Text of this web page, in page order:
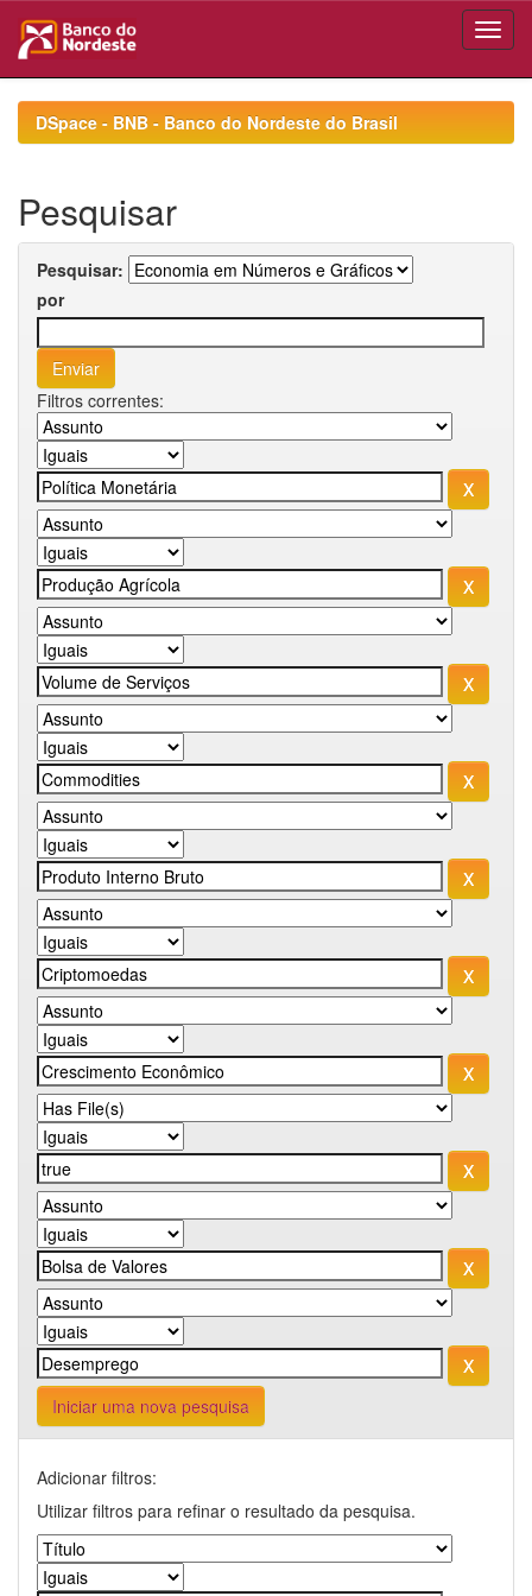
navigationDSpace - BNB - Banco do Nordeste do Brasil
Pesquisar
Pesquisar:
por
Filtros correntes:
Iniciar uma nova pesquisa
Adicionar filtros:
Utilizar filtros para refinar o resultado da pesquisa.